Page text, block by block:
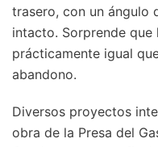
trasero, con un ángulo
intacto. Sorprende que
prácticamente igual
abandono.
Diversos proyectos
obra de la Presa del